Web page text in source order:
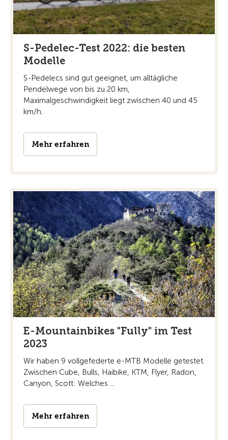
S-Pedelec-Test 2022: die besten
Modelle
S-Pedelecs sind gut geeignet, um alltägliche
Pendelwege von bis zu 20 km,
Maximalgeschwindigkeit liegt zwischen 40 und 45
km/h.
Mehr erfahren
E-Mountainbikes "Fully" im Test
2023
Wir haben 9 vollgefederte e-MTB Modelle getestet.
Zwischen Cube, Bulls, Haibike, KTM, Flyer, Radon,
Canyon, Scott: Welches ...
Mehr erfahren